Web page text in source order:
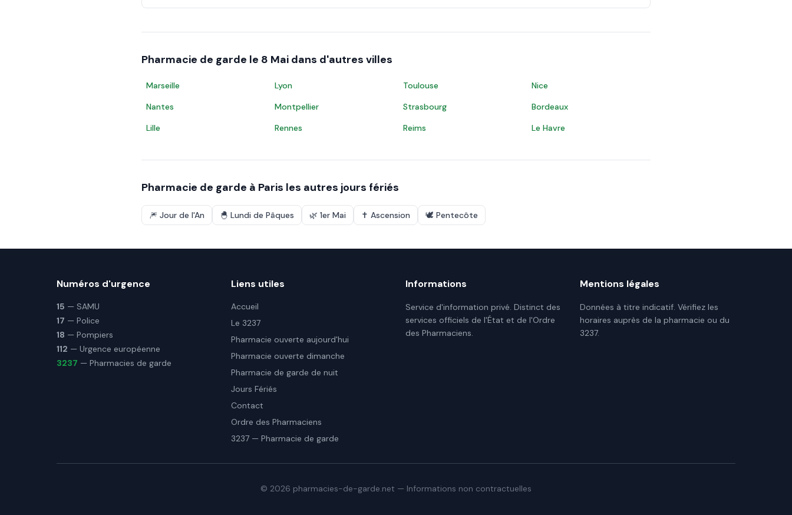
Pharmacie de garde le 8 Mai dans d'autres villes
Marseille Lyon Toulouse
Nice
Nantes
Montpellier Strasbourg
Bordeaux
Lille
Rennes Reims Le Havre
Pharmacie de garde à Paris les autres jours fériés
🎆 Jour de l'An 🐣 Lundi de Pâques 🌿 1er Mai ✝️ Ascension 🕊️ Pentecôte
Numéros d'urgence
15 — SAMU
17 — Police
18 — Pompiers
112 — Urgence européenne
3237 — Pharmacies de garde
Liens utiles
Accueil
Le 3237
Pharmacie ouverte aujourd'hui
Pharmacie ouverte dimanche
Pharmacie de garde de nuit
Jours Fériés
Contact
Ordre des Pharmaciens
3237 — Pharmacie de garde
Informations
Service d'information privé. Distinct des
services officiels de l'État et de l'Ordre
des Pharmaciens.
Mentions légales
Données à titre indicatif. Vérifiez les
horaires auprès de la pharmacie ou du
3237.
© 2026 pharmacies-de-garde.net — Informations non contractuelles